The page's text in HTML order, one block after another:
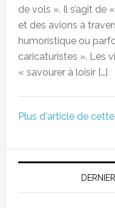
de vols ». Il s’agit de
et des avions à
humoristique ou
caricaturistes ». Les
« savourer à loisir […]
Plus d'article de